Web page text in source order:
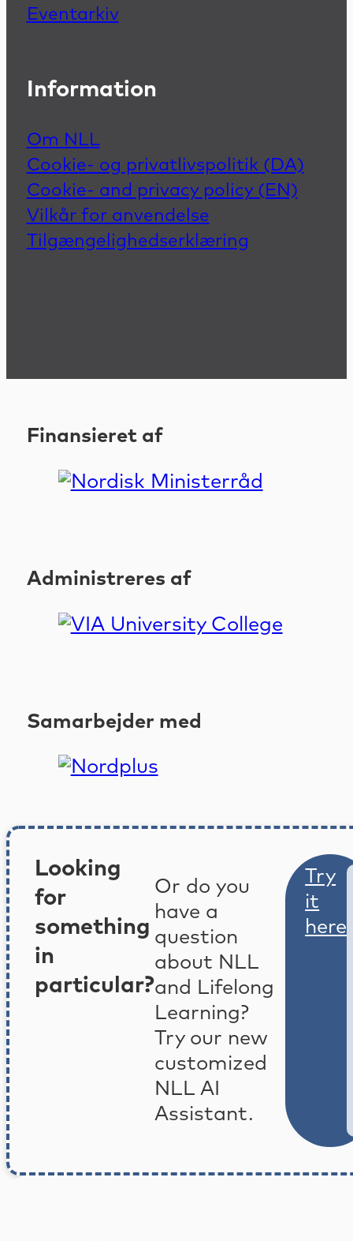
Eventarkiv
Information
Om NLL
Cookie- og privatlivspolitik (DA)
Cookie- and privacy policy (EN)
Vilkår for anvendelse
Tilgængelighedserklæring
Finansieret af
Administreres af
Samarbejder med
Looking
for
something
in
particular?
Or do you
have a
question
about NLL
and Lifelong
Learning?
Try our new
customized
NLL AI
Assistant.
Try
it
here